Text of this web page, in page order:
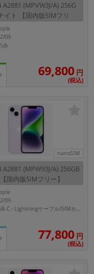
(MPVW3J/A) 256G
イト 【国内版SIMフリ
09
み
69,800 円
(税込)
nanoSIM
(MPW93J/A) 256GB
国内版SIMフリー】
09
付属品: 箱/USB-C - Lightningケーブル/SIMカードツール/マニュアル
77,800 円
(税込)